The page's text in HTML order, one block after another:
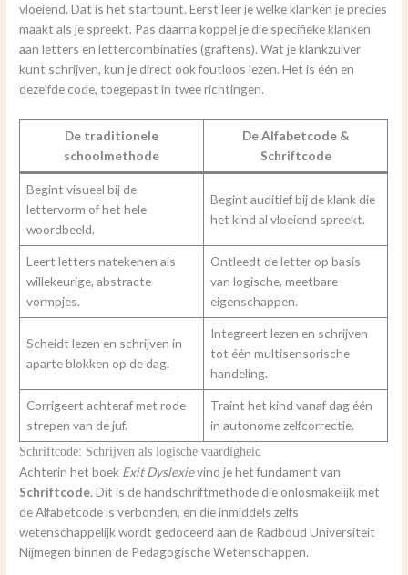
vloeiend. Dat is het startpunt. Eerst leer je welke klanken je precies
maakt als je spreekt. Pas daarna koppel je die specifieke klanken
aan letters en lettercombinaties (graftens). Wat je klankzuiver
kunt schrijven, kun je direct ook foutloos lezen. Het is één en
dezelfde code, toegepast in twee richtingen.
De traditionele
schoolmethode
De Alfabetcode &
Schriftcode
Begint visueel bij de
lettervorm of het hele
woordbeeld.
Begint auditief bij de klank die
het kind al vloeiend spreekt.
Leert letters natekenen als
willekeurige, abstracte
vormpjes.
Ontleedt de letter op basis
van logische, meetbare
eigenschappen.
Scheidt lezen en schrijven in
aparte blokken op de dag.
Integreert lezen en schrijven
tot één multisensorische
handeling.
Corrigeert achteraf met rode
strepen van de juf.
Traint het kind vanaf dag één
in autonome zelfcorrectie.
Schriftcode: Schrijven als logische vaardigheid
Achterin het boek Exit Dyslexievind je het fundament van
Schriftcode. Dit is de handschriftmethode die onlosmakelijk met
de Alfabetcode is verbonden, en die inmiddels zelfs
wetenschappelijk wordt gedoceerd aan de Radboud Universiteit
Nijmegen binnen de Pedagogische Wetenschappen.